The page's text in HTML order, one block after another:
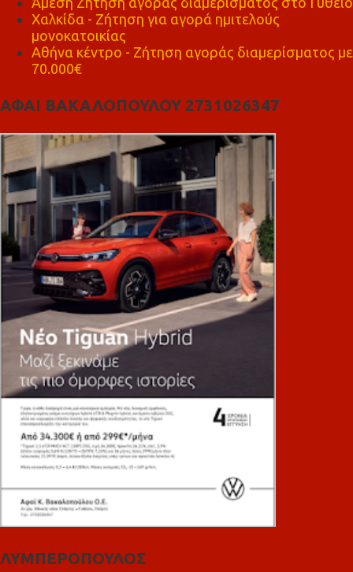
Χαλκίδα - Ζήτηση για αγορά ημιτελούς
μονοκατοικίας
Αθήνα κέντρο - Ζήτηση αγοράς διαμερίσματος με
70.000€
ΑΦΑΙ ΒΑΚΑΛΟΠΟΥΛΟΥ 2731026347
ΛΥΜΠΕΡΟΠΟΥΛΟΣ